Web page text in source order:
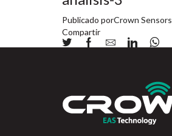
Publicado porCrown Sensors
Compartir